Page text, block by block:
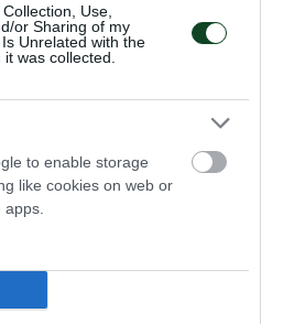
Use,
or Sharing of my
Unrelated with the
was collected.
to enable storage
like cookies on web or